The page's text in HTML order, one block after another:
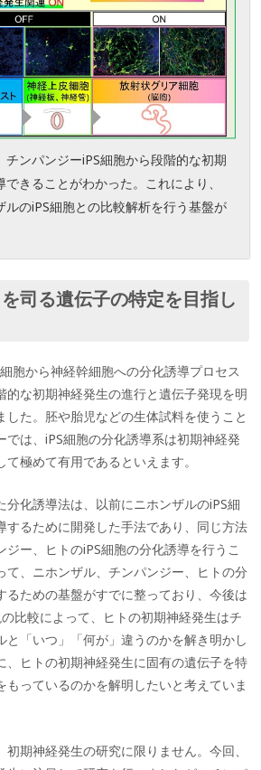
チンパンジーiPS細胞から段階的な初期
きることがわかった。これにより、
ルのiPS細胞との比較解析を行う基盤が
を司る遺伝子の特定を目指し
胞から神経幹細胞への分化誘導プロセス
的な初期神経発生の進行と遺伝子発現を明
した。胚や胎児などの生体試料を使うこと
では、iPS細胞の分化誘導系は初期神経発
極めて有用であるといえます。
分化誘導法は、以前にニホンザルのiPS細
するために開発した手法であり、同じ方法
ジー、ヒトのiPS細胞の分化誘導を行うこ
て、ニホンザル、チンパンジー、ヒトの分
るための基盤がすでに整っており、今後は
比較によって、ヒトの初期神経発生はチ
と「いつ」「何が」違うのかを解き明かし
、ヒトの初期神経発生に固有の遺伝子を特
もっているのかを解明したいと考えていま
期神経発生の研究に限りません。今回、